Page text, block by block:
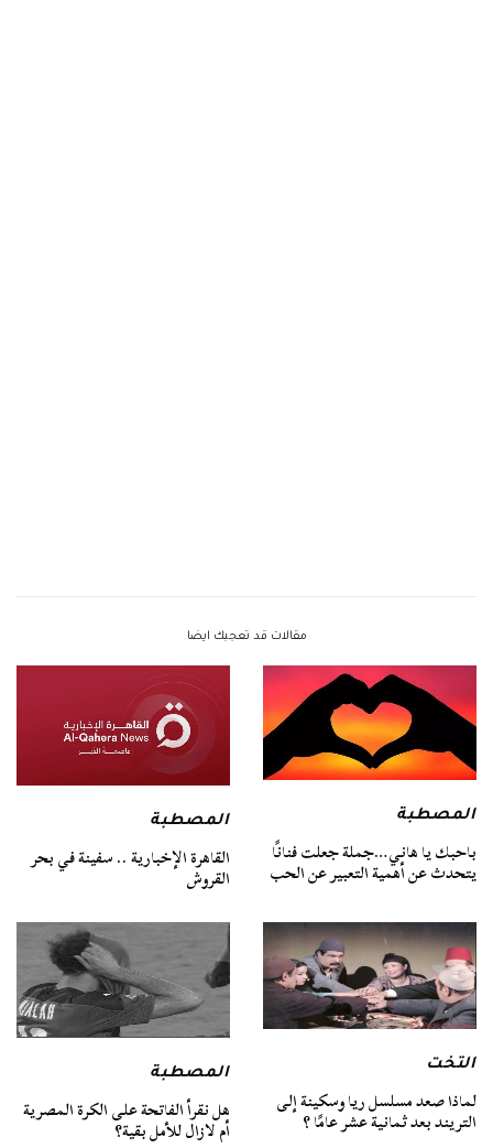
مقالات قد تعجبك ايضا
المصطبة
باحبك يا هاني…جملة جعلت فنانًا
يتحدث عن أهمية التعبير عن الحب
المصطبة
القاهرة الإخبارية .. سفينة في بحر
القروش
التخت
لماذا صعد مسلسل ريا وسكينة إلى
التريند بعد ثمانية عشر عامًا ؟
المصطبة
هل نقرأ الفاتحة على الكرة المصرية
أم لازال للأمل بقية؟